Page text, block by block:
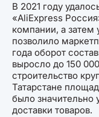
В 2021 году
«AliExpress
компании, а затем
позволило
года оборот
выросло до 150
строительство
Татарстане
было значительно
доставки товаров.